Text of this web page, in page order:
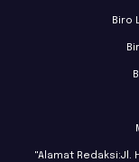
Biro
"Alamat Redaksi:Jl.